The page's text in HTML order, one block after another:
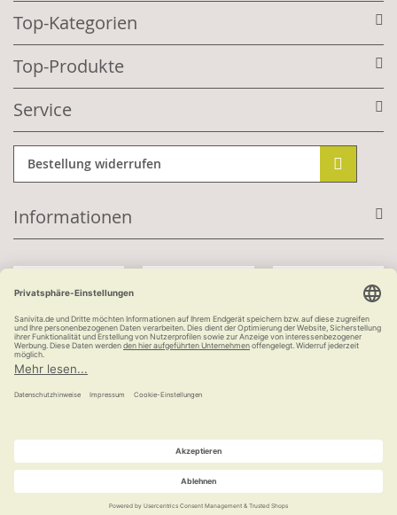
Top-Kategorien
Top-Produkte
Service
Bestellung widerrufen
Informationen
Kauf auf Rechnung
versandkostenfrei
© Ludwig Bertram GmbH | 2026